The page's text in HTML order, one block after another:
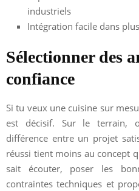
industriels
Intégration facile dans
Sélectionner des
confiance
Si tu veux une cuisine sur
est décisif. Sur le terrain,
différence entre un projet
réussi tient moins au concept
sait écouter, poser les
contraintes techniques et